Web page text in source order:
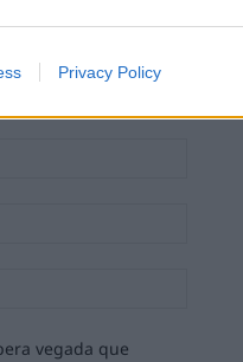
Privacy Policy
vegada que